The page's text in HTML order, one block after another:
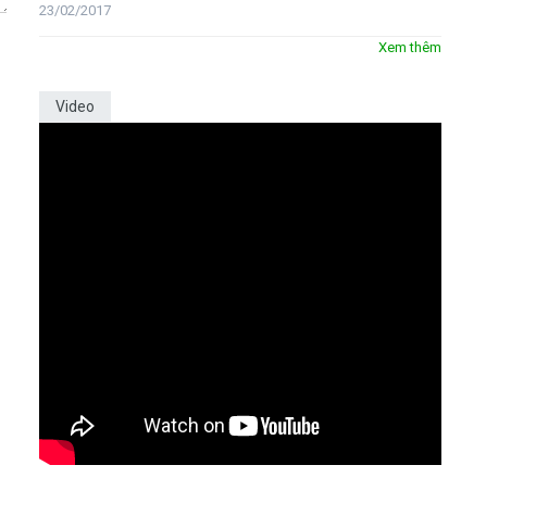
23/02/2017
Xem thêm
Video